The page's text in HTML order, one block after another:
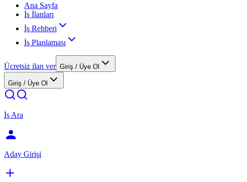
Ana Sayfa
İş İlanları
İş Rehberi
İş Planlaması
Ücretsiz ilan ver Giriş / Üye Ol
Giriş / Üye Ol
İş Ara
Aday Girişi